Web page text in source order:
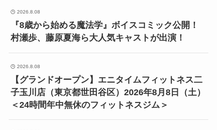
2026.8.08
『8歳から始める魔法学』ボイスコミック公開！
村瀬歩、藤原夏海ら大人気キャストが出演！
2026.8.08
【グランドオープン】エニタイムフィットネス二
子玉川店（東京都世田谷区）2026年8月8日（土）
＜24時間年中無休のフィットネスジム＞